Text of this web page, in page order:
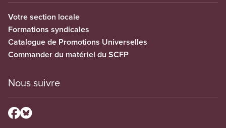
Votre section locale
Formations syndicales
Catalogue de Promotions Universelles
Commander du matériel du SCFP
Nous suivre